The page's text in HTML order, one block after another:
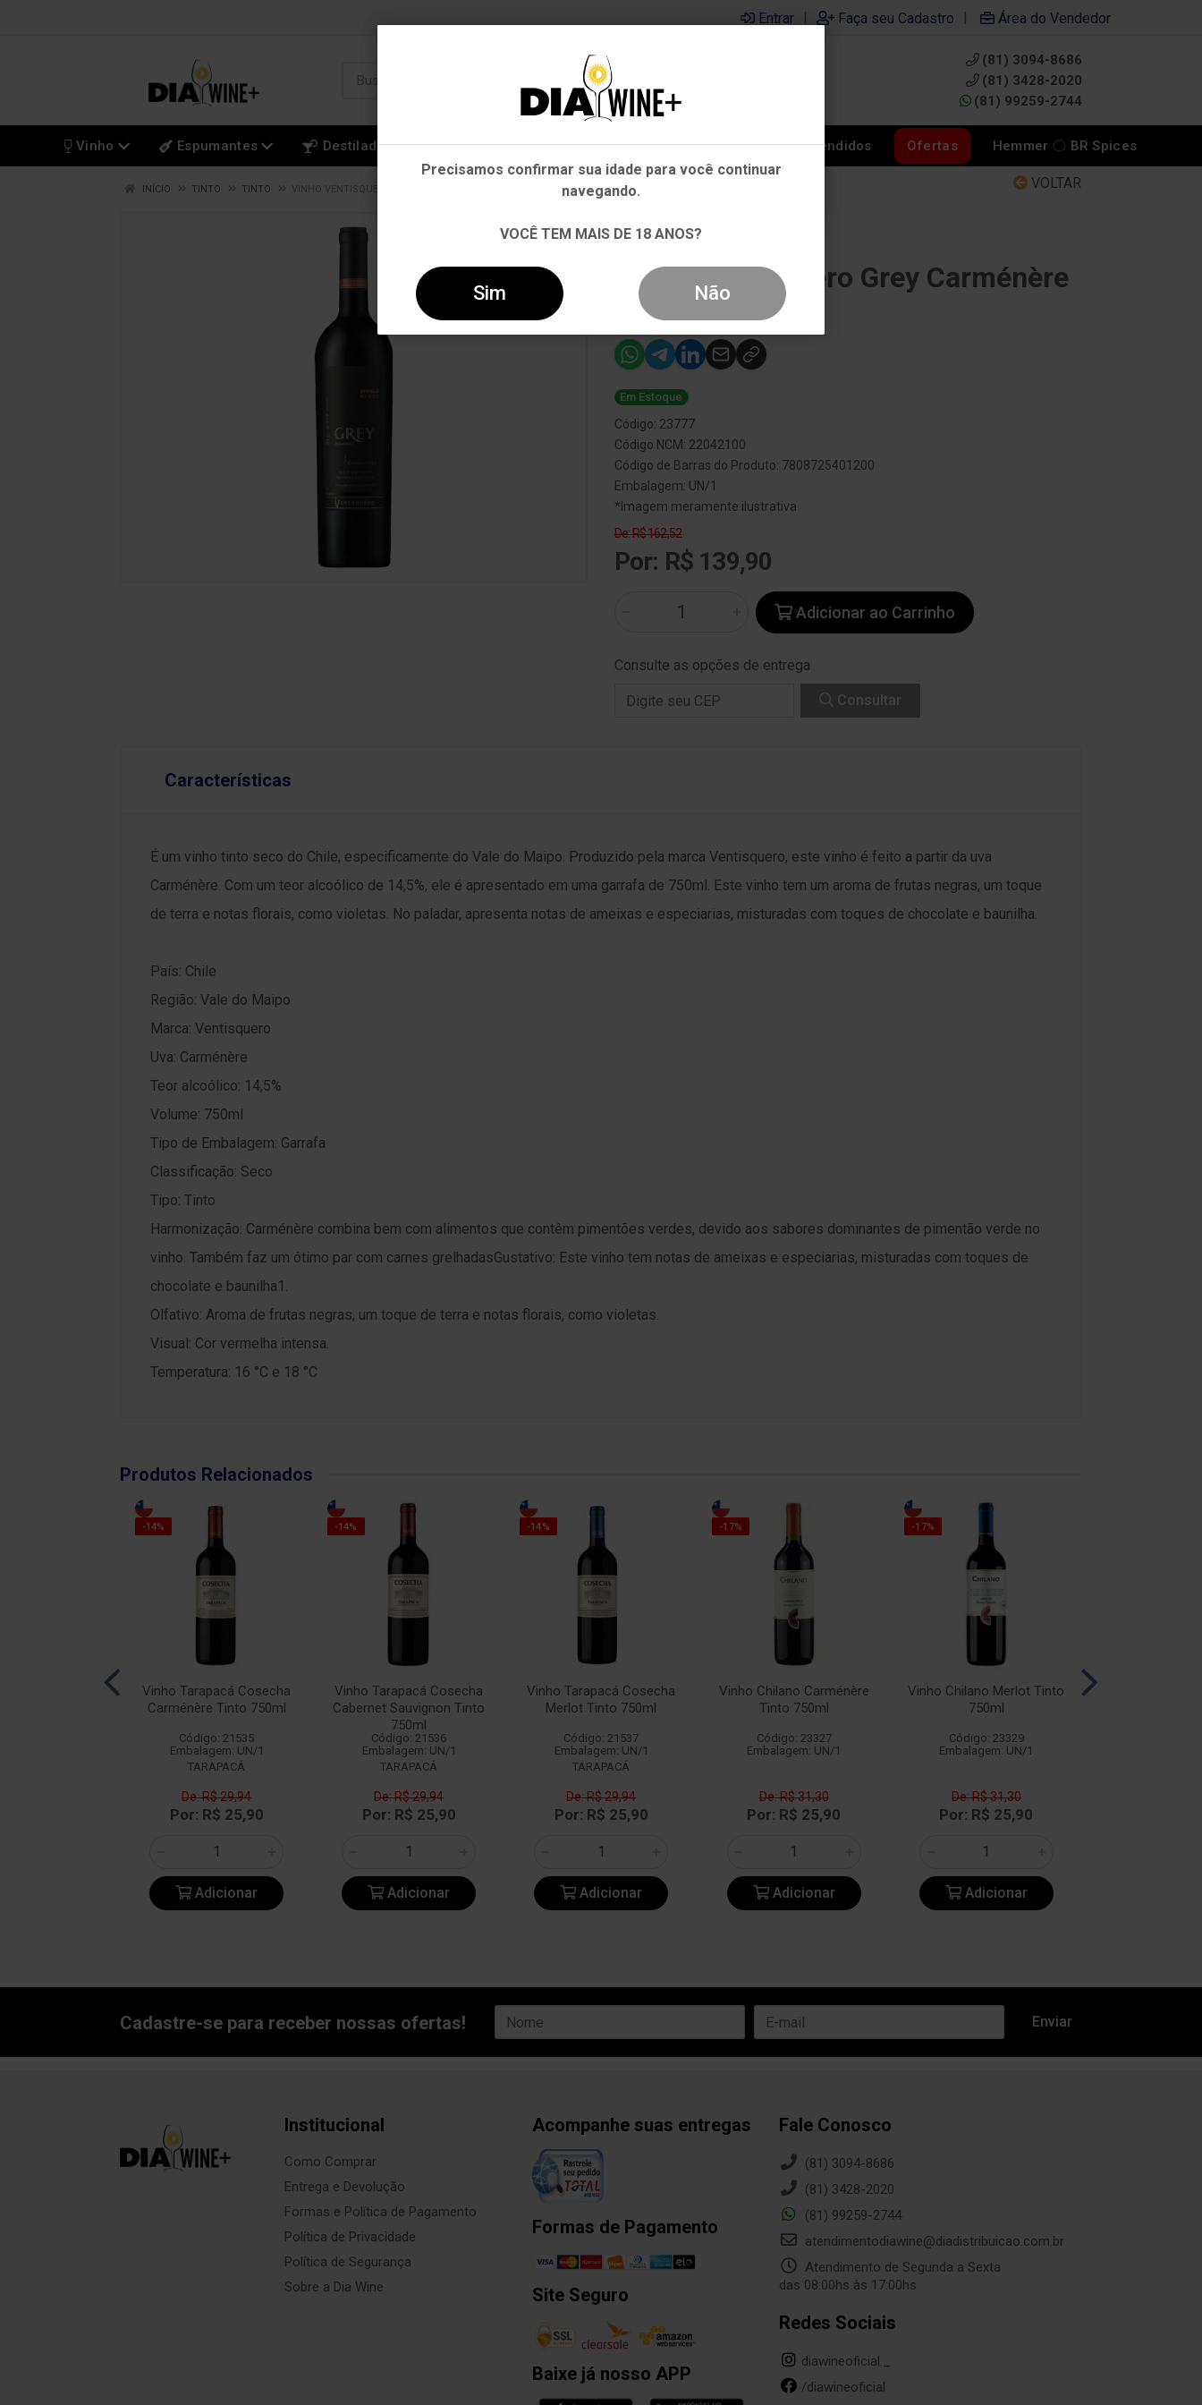
Entrar | Faça seu Cadastro | Área do Vendedor
(81) 3094-8686
(81) 3428-2020
(81) 99259-2744
Vinho Espumantes Destilados Cervejas Kits Departamentos Mais Vendidos Ofertas Hemmer 〇 BR Spices
VOLTAR
INÍCIO TINTO TINTO VINHO VENTISQUERO GREY CARMÉNÈRE TINTO 750ML
-14%
Vinho Ventisquero Grey Carménère
Tinto 750ml
Em Estoque
Código: 23777
Código NCM: 22042100
Código de Barras do Produto: 7808725401200
Embalagem: UN/1
*Imagem meramente ilustrativa
De: R$ 162,52
Por: R$ 139,90
Adicionar ao Carrinho
Consulte as opções de entrega
Consultar
Características
É um vinho tinto seco do Chile, especificamente do Vale do Maipo. Produzido pela marca Ventisquero, este vinho é feito a partir da uva
Carménère. Com um teor alcoólico de 14,5%, ele é apresentado em uma garrafa de 750ml. Este vinho tem um aroma de frutas negras, um toque
de terra e notas florais, como violetas. No paladar, apresenta notas de ameixas e especiarias, misturadas com toques de chocolate e baunilha.
País: Chile
Região: Vale do Maipo
Marca: Ventisquero
Uva: Carménère
Teor alcoólico: 14,5%
Volume: 750ml
Tipo de Embalagem: Garrafa
Classificação: Seco
Tipo: Tinto
Harmonização: Carménère combina bem com alimentos que contêm pimentões verdes, devido aos sabores dominantes de pimentão verde no
vinho. Também faz um ótimo par com carnes grelhadasGustativo: Este vinho tem notas de ameixas e especiarias, misturadas com toques de
chocolate e baunilha1.
Olfativo: Aroma de frutas negras, um toque de terra e notas florais, como violetas.
Visual: Cor vermelha intensa.
Temperatura: 16 °C e 18 °C
Produtos Relacionados
-14%
Vinho Tarapacá Cosecha
Carménère Tinto 750ml
Código: 21535
Embalagem: UN/1
TARAPACÁ
De: R$ 29,94
Por: R$ 25,90
Adicionar
-14%
Vinho Tarapacá Cosecha
Cabernet Sauvignon Tinto
750ml
Código: 21536
Embalagem: UN/1
TARAPACÁ
De: R$ 29,94
Por: R$ 25,90
Adicionar
-14%
Vinho Tarapacá Cosecha
Merlot Tinto 750ml
Código: 21537
Embalagem: UN/1
TARAPACÁ
De: R$ 29,94
Por: R$ 25,90
Adicionar
-17%
Vinho Chilano Carménère
Tinto 750ml
Código: 23327
Embalagem: UN/1
De: R$ 31,30
Por: R$ 25,90
Adicionar
-17%
Vinho Chilano Merlot Tinto
750ml
Código: 23329
Embalagem: UN/1
De: R$ 31,30
Por: R$ 25,90
Adicionar
Cadastre-se para receber nossas ofertas!
Institucional
Como Comprar
Entrega e Devolução
Formas e Política de Pagamento
Política de Privacidade
Política de Segurança
Sobre a Dia Wine
Acompanhe suas entregas
Formas de Pagamento
Site Seguro
Baixe já nosso APP
Fale Conosco
(81) 3094-8686
(81) 3428-2020
(81) 99259-2744
atendimentodiawine@diadistribuicao.com.br
Atendimento de Segunda a Sexta
das 08:00hs às 17:00hs
Redes Sociais
diawineoficial._
/diawineoficial
Em que Estado você está?
Pernambuco
Outros Estados
Precisamos confirmar sua idade para você continuar
navegando.
VOCÊ TEM MAIS DE 18 ANOS?
Sim Não